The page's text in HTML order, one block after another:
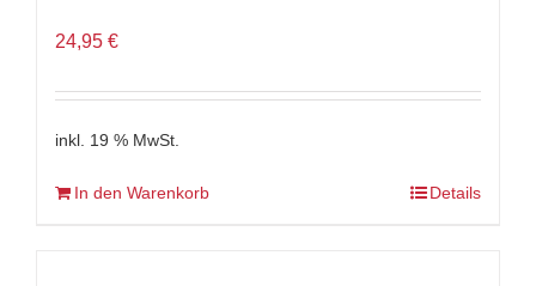
24,95 €
inkl. 19 % MwSt.
In den Warenkorb Details